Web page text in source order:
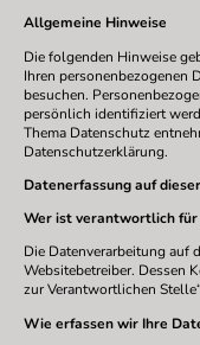
Allgemeine Hinweise
Die folgenden Hinweise
Ihren personenbezogenen
besuchen.
persönlich identifiziert
Thema Datenschutz
Datenschutzerklärung.
Datenerfassung auf
Wer ist verantwortlich für
Die Datenverarbeitung auf
Websitebetreiber. Dessen
zur Verantwortlichen
Wie erfassen wir Ihre